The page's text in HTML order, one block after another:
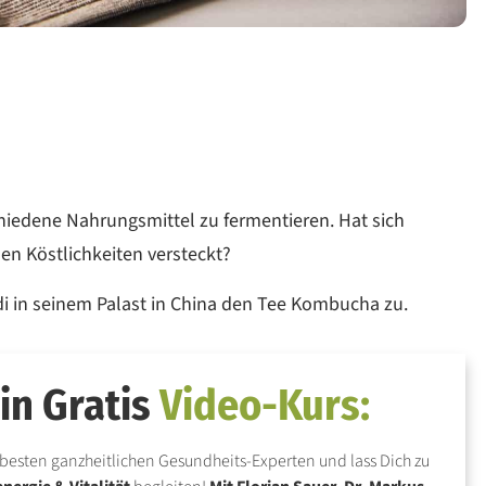
Nahrungsmittel zu fermentieren. Hat sich
Köstlichkeiten versteckt?
seinem Palast in China den Tee Kombucha zu.
GratisVideo-Kurs:
ganzheitlichen Gesundheits-Experten und lass Dich zu